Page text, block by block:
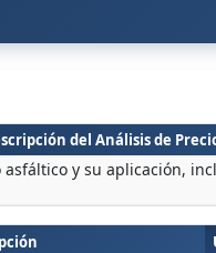
del Análisis de
y su aplicación,